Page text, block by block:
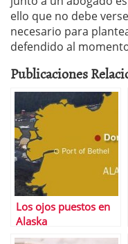
ello que no debe
necesario para
defendido al
Publicaciones
Los ojos puestos en
Alaska